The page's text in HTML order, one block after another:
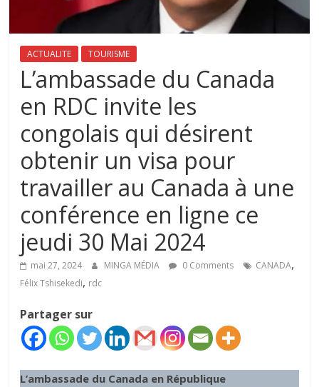
ACTUALITE TOURISME
L’ambassade du Canada
en RDC invite les
congolais qui désirent
obtenir un visa pour
travailler au Canada à une
conférence en ligne ce
jeudi 30 Mai 2024
mai 27, 2024 MINGA MÉDIA 0 Comments CANADA,
Félix Tshisekedi, rdc
Partager sur
L’ambassade du Canada en République